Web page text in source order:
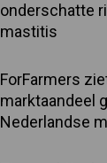
onderschatte
mastitis
ForFarmers
marktaandeel
Nederlandse